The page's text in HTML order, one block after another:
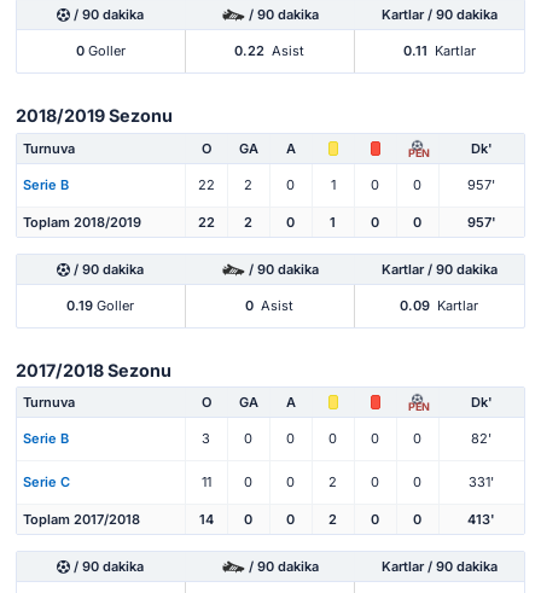
/ 90 dakika / 90 dakika Kartlar / 90 dakika
0Goller 0.22 Asist 0.11 Kartlar
2018/2019 Sezonu
Turnuva O GA A PEN Dk'
Serie B 22 2 0 1 0 0 957'
Toplam 2018/2019 22 2 0 1 0 0 957'
/ 90 dakika / 90 dakika Kartlar / 90 dakika
0.19 Goller 0 Asist 0.09 Kartlar
2017/2018 Sezonu
Turnuva O GA A PEN Dk'
Serie B 3 0 0 0 0 0 82'
Serie C 11 0 0 2 0 0 331'
Toplam 2017/2018 14 0 0 2 0 0 413'
/ 90 dakika / 90 dakika Kartlar / 90 dakika